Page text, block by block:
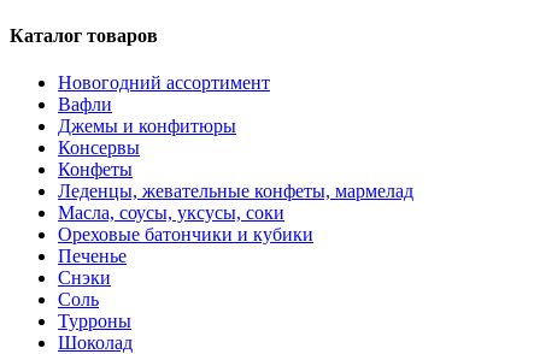
Каталог товаров
Новогодний ассортимент
Вафли
Джемы и конфитюры
Консервы
Конфеты
Леденцы, жевательные конфеты, мармелад
Масла, соусы, уксусы, соки
Ореховые батончики и кубики
Печенье
Снэки
Соль
Турроны
Шоколад